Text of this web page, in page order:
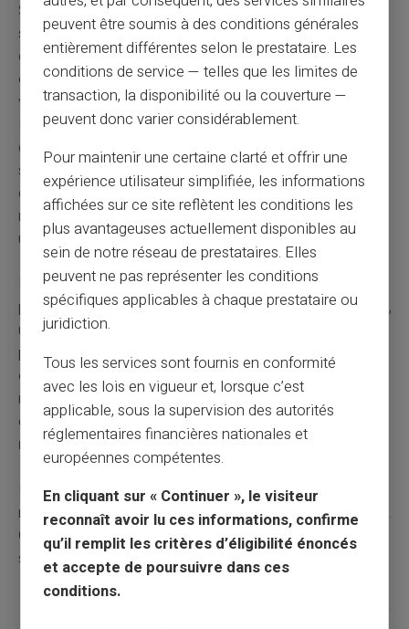
Soyons clairs : les mêmes contraintes opérationnelles
s'appliquent à CardVeritas. Le même décalage entre le
crédit client et la remontée des fonds, les mêmes
obligations de conformité, la même rentabilité faible
voire négative sur ce canal. La différence n'est pas dans
la nature des contraintes, elle est dans la philosophie
d'entreprise. CardVeritas est d'abord construit autour du
service rendu au client, pas autour de la maximisation
de la marge sur chaque transaction. Un service peu
rentable mais essentiel pour une partie des clients reste
un service essentiel – et reste donc maintenu.
Mastercard de débit CardVeritass'inscrit
précisément dans cette logique : une carte rechargeable,
utilisable partout où Mastercard est acceptée, pensée
pour les usages où le cash a encore toute sa place. Là
où Revolut choisit la voie de la banque pleinement
numérique, CardVeritas assume une approche
complémentaire :servir les utilisateurs là où les
néobanques se retirent.
L'annonce du 9 juillet 2026 n'est pas une mauvaise
nouvelle pour le cash. C'est une clarification du paysage.
Chaque acteur précise sa cible. À chacun de choisir le
sien.
peuvent être soumis à des conditions générales
entièrement différentes selon le prestataire. Les
conditions de service — telles que les limites de
transaction, la disponibilité ou la couverture —
peuvent donc varier considérablement.
Pour maintenir une certaine clarté et offrir une
expérience utilisateur simplifiée, les informations
affichées sur ce site reflètent les conditions les
plus avantageuses actuellement disponibles au
sein de notre réseau de prestataires. Elles
peuvent ne pas représenter les conditions
spécifiques applicables à chaque prestataire ou
juridiction.
Tous les services sont fournis en conformité
avec les lois en vigueur et, lorsque c’est
applicable, sous la supervision des autorités
réglementaires financières nationales et
européennes compétentes.
En cliquant sur « Continuer », le visiteur
reconnaît avoir lu ces informations, confirme
qu’il remplit les critères d’éligibilité énoncés
et accepte de poursuivre dans ces
conditions.